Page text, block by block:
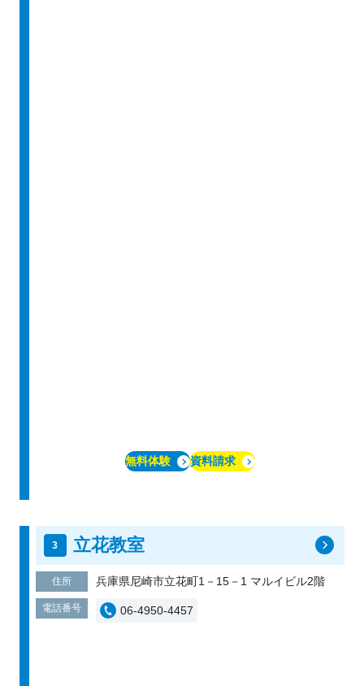
無料体験 資料請求
立花教室
住所 兵庫県尼崎市立花町1－15－1 マルイビル2階
電話番号 06-4950-4457